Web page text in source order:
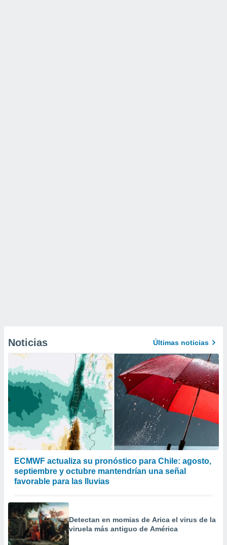
Noticias Últimas noticias
ECMWF actualiza su pronóstico para Chile: agosto,
septiembre y octubre mantendrían una señal
favorable para las lluvias
Detectan en momias de Arica el virus de la
viruela más antiguo de América